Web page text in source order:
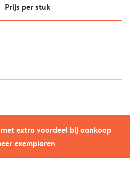
extra voordeel bij aankoop
exemplaren
Prijs per stuk